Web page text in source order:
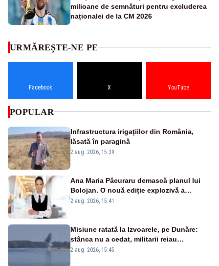
milioane de semnături pentru excluderea
naționalei de la CM 2026
URMĂREȘTE-NE PE
Facebook X YouTube
POPULAR
Infrastructura irigațiilor din România,
lăsată în paragină
2 aug. 2026, 15:39
Ana Maria Păcuraru demască planul lui
Bolojan. O nouă ediție explozivă a
emisiunii „Miza Zilei” la Realitatea PLUS
2 aug. 2026, 15:41
Misiune ratată la Izvoarele, pe Dunăre:
stânca nu a cedat, militarii reiau
detonările luni – VIDEO
2 aug. 2026, 15:45